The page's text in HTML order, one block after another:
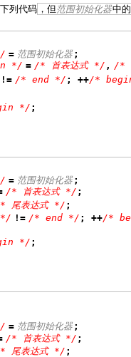
列代码 ，但 范围初始化器中
= 范围初始化器 ;
*/ = /* 首表达式 */ , /*
!= /* end */ ; ++/*
*/ ;
= 范围初始化器 ;
/* 首表达式 */ ;
尾表达式 */;
!= /* end */ ; ++/*
*/ ;
= 范围初始化器 ;
/* 首表达式 */ ;
尾表达式 */;